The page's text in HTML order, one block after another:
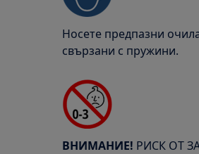
Носете предпазни
свързани с пружини.
ВНИМАНИЕ! РИСК ОТ